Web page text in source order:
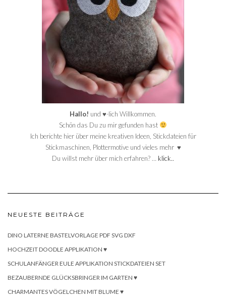
Hallo! und ♥-lich Willkommen.
Schön das Du zu mir gefunden hast
Ich berichte hier über meine kreativen Ideen, Stickdateien für
Stickmaschinen, Plottermotive und vieles mehr ♥
Du willst mehr über mich erfahren? … klick..
NEUESTE BEITRÄGE
DINO LATERNE BASTELVORLAGE PDF SVG DXF
HOCHZEIT DOODLE APPLIKATION ♥
SCHULANFÄNGER EULE APPLIKATION STICKDATEIEN SET
BEZAUBERNDE GLÜCKSBRINGER IM GARTEN ♥
CHARMANTES VÖGELCHEN MIT BLUME ♥